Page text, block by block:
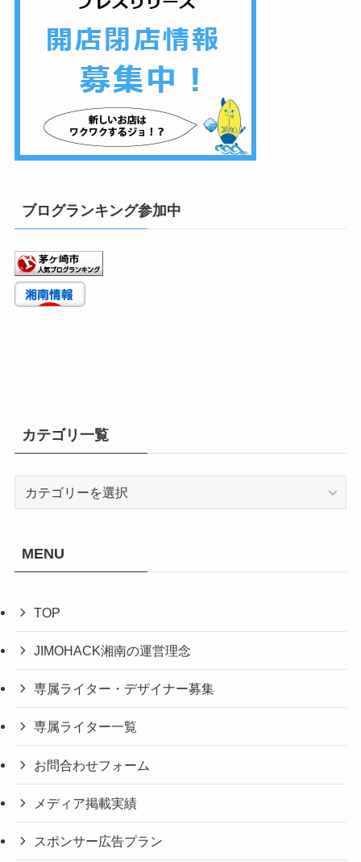
ブログランキング参加中
カテゴリ一覧
MENU
TOP
JIMOHACK湘南の運営理念
専属ライター・デザイナー募集
専属ライター一覧
お問合わせフォーム
メディア掲載実績
スポンサー広告プラン